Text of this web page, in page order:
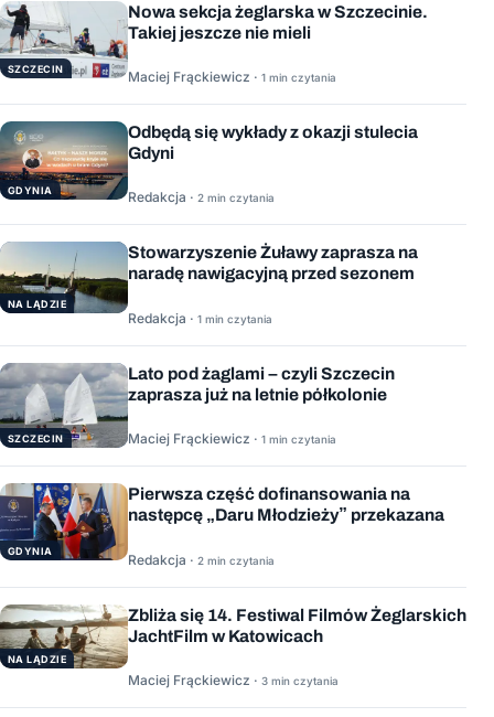
SZCZECIN
Nowa sekcja żeglarska w Szczecinie.
Takiej jeszcze nie mieli
Maciej Frąckiewicz · 1 min czytania
GDYNIA
Odbędą się wykłady z okazji stulecia
Gdyni
Redakcja · 2 min czytania
NA LĄDZIE
Stowarzyszenie Żuławy zaprasza na
naradę nawigacyjną przed sezonem
Redakcja · 1 min czytania
SZCZECIN
Lato pod żaglami – czyli Szczecin
zaprasza już na letnie półkolonie
Maciej Frąckiewicz · 1 min czytania
GDYNIA
Pierwsza część dofinansowania na
następcę „Daru Młodzieży” przekazana
Redakcja · 2 min czytania
NA LĄDZIE
Zbliża się 14. Festiwal Filmów Żeglarskich
JachtFilm w Katowicach
Maciej Frąckiewicz · 3 min czytania